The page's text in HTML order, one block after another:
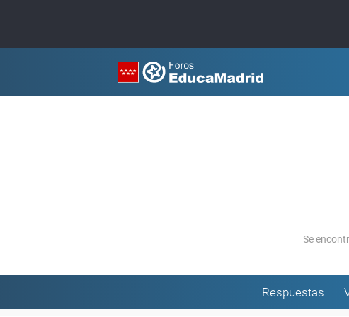
Se
Respuestas